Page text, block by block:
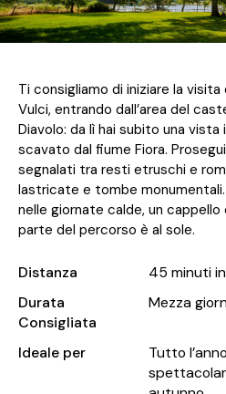
Ti consigliamo di iniziare la
Vulci, entrando dall’area del
Diavolo: da lì hai subito una vista
scavato dal fiume Fiora.
segnalati tra resti etruschi e
lastricate e tombe
nelle giornate calde, un cappello
parte del percorso è al sole.
Distanza
45 minuti
Durata
Consigliata
Mezza
Ideale per
Tutto